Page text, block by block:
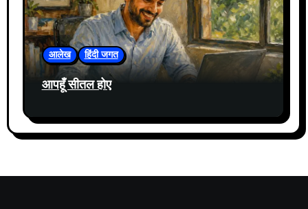
आलेख हिंदी जगत
आपहूँ सीतल होए